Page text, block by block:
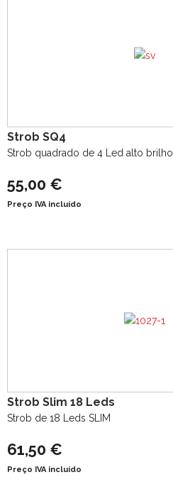
Strob SQ4
Strob quadrado de 4 Led alto brilho
55,00 €
Preço IVA incluído
Strob Slim 18 Leds
Strob de 18 Leds SLIM
61,50 €
Preço IVA incluído